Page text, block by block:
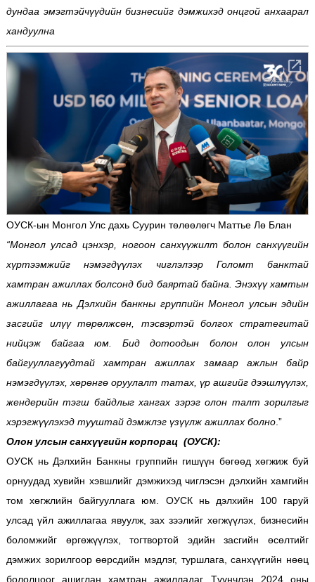
дундаа эмэгтэйчүүдийн бизнесийг дэмжихэд онцгой анхаарал
хандуулна
ОУСК-ын Монгол Улс дахь Суурин төлөөлөгч Маттье Лө Блан
“Монгол улсад цэнхэр, ногоон санхүүжилт болон санхүүгийн
хүртээмжийг нэмэгдүүлэх чиглэлээр Голомт банктай
хамтран ажиллах болсонд бид баяртай байна. Энэхүү хамтын
ажиллагаа нь Дэлхийн банкны группийн Монгол улсын эдийн
засгийг илүү төрөлжсөн, тэсвэртэй болгох стратегитай
нийцэж байгаа юм. Бид дотоодын болон олон улсын
байгууллагуудтай хамтран ажиллах замаар ажлын байр
нэмэгдүүлэх, хөрөнгө оруулалт татах, үр ашгийг дээшлүүлэх,
жендерийн тэгш байдлыг хангах зэрэг олон талт зорилгыг
хэрэгжүүлэхэд тууштай дэмжлэг үзүүлж ажиллах болно.”
Олон улсын санхүүгийн корпорац (ОУСК):
ОУСК нь Дэлхийн Банкны группийн гишүүн бөгөөд хөгжиж буй
орнуудад хувийн хэвшлийг дэмжихэд чиглэсэн дэлхийн хамгийн
том хөгжлийн байгууллага юм. ОУСК нь дэлхийн 100 гаруй
улсад үйл ажиллагаа явуулж, зах зээлийг хөгжүүлэх, бизнесийн
боломжийг өргөжүүлэх, тогтвортой эдийн засгийн өсөлтийг
дэмжих зорилгоор өөрсдийн мэдлэг, туршлага, санхүүгийн нөөц
бололцоог ашиглан хамтран ажилладаг. Түүнчлэн 2024 оны